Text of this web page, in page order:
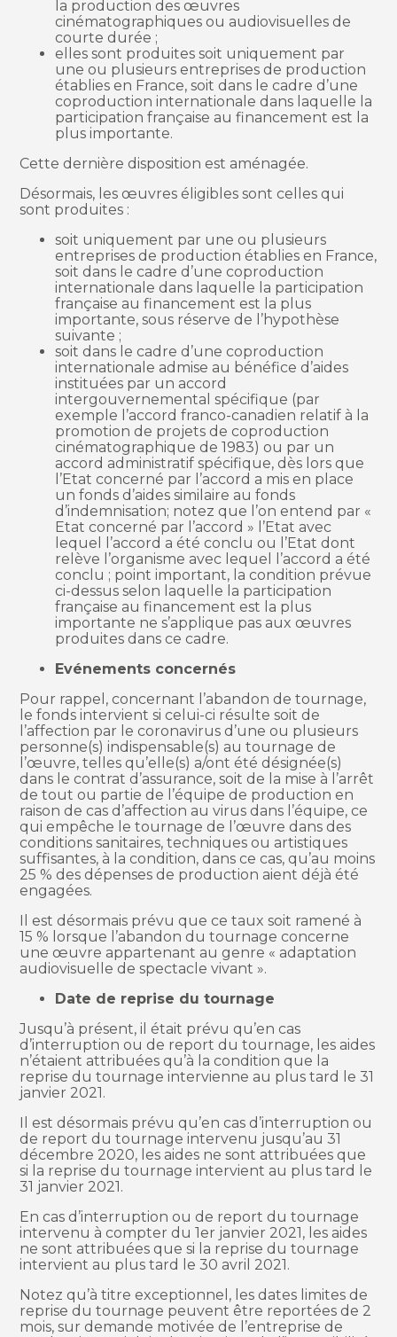
la production des œuvres
cinématographiques ou audiovisuelles de
courte durée ;
elles sont produites soit uniquement par
une ou plusieurs entreprises de production
établies en France, soit dans le cadre d’une
coproduction internationale dans laquelle la
participation française au financement est la
plus importante.
Cette dernière disposition est aménagée.
Désormais, les œuvres éligibles sont celles qui
sont produites :
soit uniquement par une ou plusieurs
entreprises de production établies en France,
soit dans le cadre d’une coproduction
internationale dans laquelle la participation
française au financement est la plus
importante, sous réserve de l’hypothèse
suivante ;
soit dans le cadre d’une coproduction
internationale admise au bénéfice d’aides
instituées par un accord
intergouvernemental spécifique (par
exemple l’accord franco-canadien relatif à la
promotion de projets de coproduction
cinématographique de 1983) ou par un
accord administratif spécifique, dès lors que
l’Etat concerné par l’accord a mis en place
un fonds d’aides similaire au fonds
d’indemnisation; notez que l’on entend par «
Etat concerné par l’accord » l’Etat avec
lequel l’accord a été conclu ou l’Etat dont
relève l’organisme avec lequel l’accord a été
conclu ; point important, la condition prévue
ci-dessus selon laquelle la participation
française au financement est la plus
importante ne s’applique pas aux œuvres
produites dans ce cadre.
Evénements concernés
Pour rappel, concernant l’abandon de tournage,
le fonds intervient si celui-ci résulte soit de
l’affection par le coronavirus d’une ou plusieurs
personne(s) indispensable(s) au tournage de
l’œuvre, telles qu’elle(s) a/ont été désignée(s)
dans le contrat d’assurance, soit de la mise à l’arrêt
de tout ou partie de l’équipe de production en
raison de cas d’affection au virus dans l’équipe, ce
qui empêche le tournage de l’œuvre dans des
conditions sanitaires, techniques ou artistiques
suffisantes, à la condition, dans ce cas, qu’au moins
25 % des dépenses de production aient déjà été
engagées.
Il est désormais prévu que ce taux soit ramené à
15 % lorsque l’abandon du tournage concerne
une œuvre appartenant au genre « adaptation
audiovisuelle de spectacle vivant ».
Date de reprise du tournage
Jusqu’à présent, il était prévu qu’en cas
d’interruption ou de report du tournage, les aides
n’étaient attribuées qu’à la condition que la
reprise du tournage intervienne au plus tard le 31
janvier 2021.
Il est désormais prévu qu’en cas d’interruption ou
de report du tournage intervenu jusqu’au 31
décembre 2020, les aides ne sont attribuées que
si la reprise du tournage intervient au plus tard le
31 janvier 2021.
En cas d’interruption ou de report du tournage
intervenu à compter du 1er janvier 2021, les aides
ne sont attribuées que si la reprise du tournage
intervient au plus tard le 30 avril 2021.
Notez qu’à titre exceptionnel, les dates limites de
reprise du tournage peuvent être reportées de 2
mois, sur demande motivée de l’entreprise de